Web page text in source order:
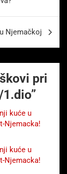
Njemačkoj
pri
1.dio”
kuće u
Njemacka!
kuće u
Njemacka!